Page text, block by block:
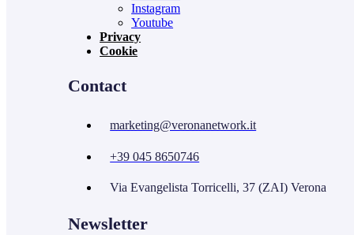
Instagram
Youtube
Privacy
Cookie
Contact
marketing@veronanetwork.it
+39 045 8650746
Via Evangelista Torricelli, 37 (ZAI) Verona
Newsletter